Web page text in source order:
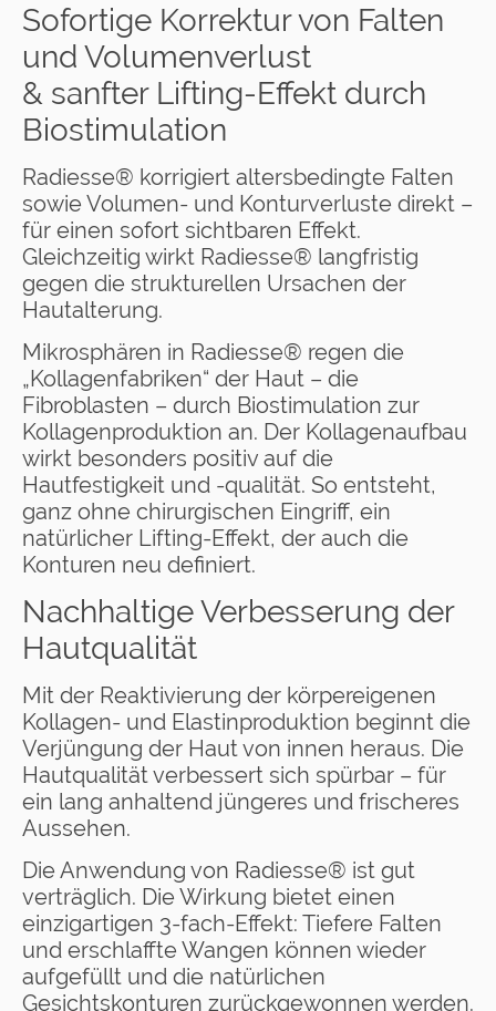
Sofortige Korrektur von Falten
und Volumenverlust
& sanfter Lifting-Effekt durch
Biostimulation
Radiesse® korrigiert altersbedingte Falten
sowie Volumen- und Konturverluste direkt –
für einen sofort sichtbaren Effekt.
Gleichzeitig wirkt Radiesse® langfristig
gegen die strukturellen Ursachen der
Hautalterung.
Mikrosphären in Radiesse® regen die
„Kollagenfabriken“ der Haut – die
Fibroblasten – durch Biostimulation zur
Kollagenproduktion an. Der Kollagenaufbau
wirkt besonders positiv auf die
Hautfestigkeit und -qualität. So entsteht,
ganz ohne chirurgischen Eingriff, ein
natürlicher Lifting-Effekt, der auch die
Konturen neu definiert.
Nachhaltige Verbesserung der
Hautqualität
Mit der Reaktivierung der körpereigenen
Kollagen- und Elastinproduktion beginnt die
Verjüngung der Haut von innen heraus. Die
Hautqualität verbessert sich spürbar – für
ein lang anhaltend jüngeres und frischeres
Aussehen.
Die Anwendung von Radiesse® ist gut
verträglich. Die Wirkung bietet einen
einzigartigen 3-fach-Effekt: Tiefere Falten
und erschlaffte Wangen können wieder
aufgefüllt und die natürlichen
Gesichtskonturen zurückgewonnen werden.